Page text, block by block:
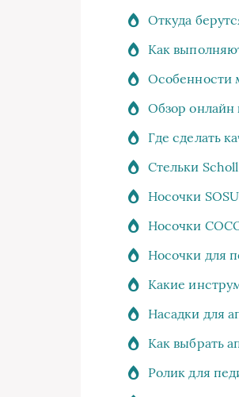
Откуда
Как
Особенности
Обзор онлайн
Где сделать
Стельки
Носочки
Носочки
Носочки для
Какие
Насадки для
Как выбрать
Ролик для